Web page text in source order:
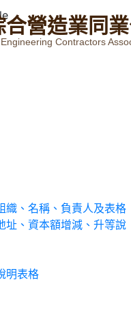
合營造業同業
Contractors
織、名稱、負責人及表格
址、資本額增減、升等說
明表格